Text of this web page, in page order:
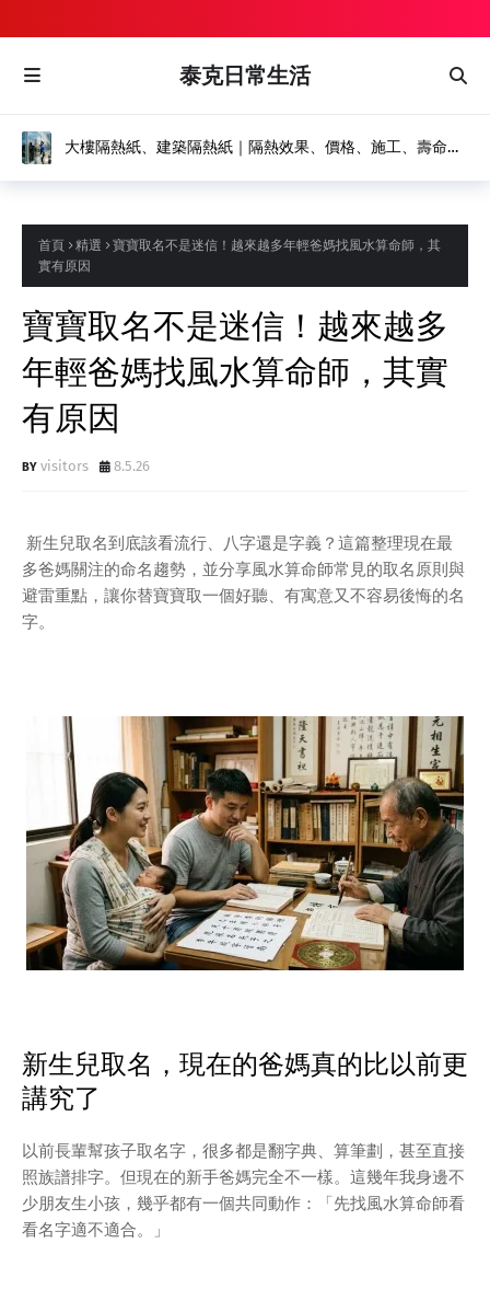
泰克日常生活
大樓隔熱紙、建築隔熱紙｜隔熱效果、價格、施工、壽命，
首頁 精選
寶寶取名不是迷信！越來越多年輕爸媽找風水算命師，其
實有原因
寶寶取名不是迷信！越來越多
年輕爸媽找風水算命師，其實
有原因
visitors 8.5.26
新生兒取名到底該看流行、八字還是字義？這篇整理現在最
多爸媽關注的命名趨勢，並分享風水算命師常見的取名原則與
避雷重點，讓你替寶寶取一個好聽、有寓意又不容易後悔的名
字。
新生兒取名，現在的爸媽真的比以前更
講究了
以前長輩幫孩子取名字，很多都是翻字典、算筆劃，甚至直接
照族譜排字。但現在的新手爸媽完全不一樣。這幾年我身邊不
少朋友生小孩，幾乎都有一個共同動作：「先找風水算命師看
看名字適不適合。」